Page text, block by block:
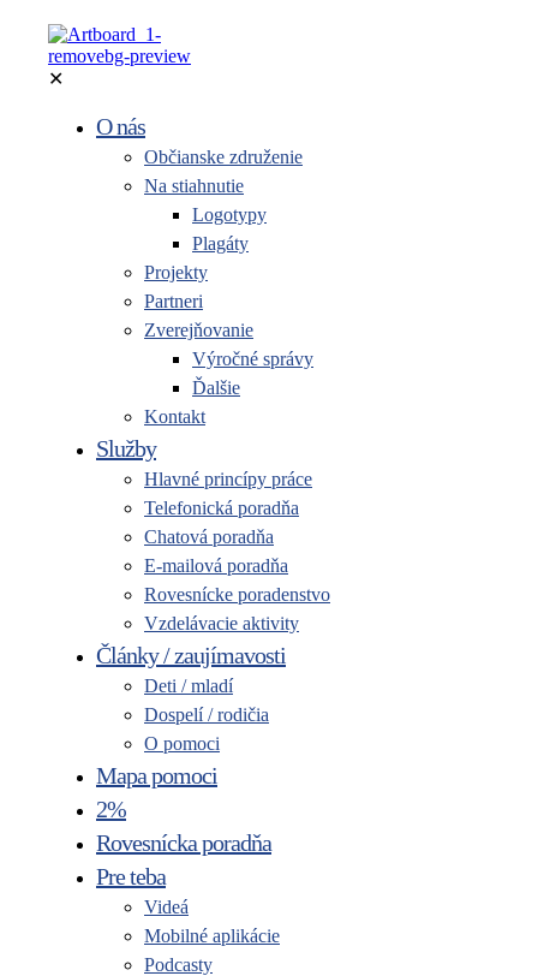
✕
O nás
Občianske združenie
Na stiahnutie
Logotypy
Plagáty
Projekty
Partneri
Zverejňovanie
Výročné správy
Ďalšie
Kontakt
Služby
Hlavné princípy práce
Telefonická poradňa
Chatová poradňa
E-mailová poradňa
Rovesnícke poradenstvo
Vzdelávacie aktivity
Články / zaujímavosti
Deti / mladí
Dospelí / rodičia
O pomoci
Mapa pomoci
2%
Rovesnícka poradňa
Pre teba
Videá
Mobilné aplikácie
Podcasty